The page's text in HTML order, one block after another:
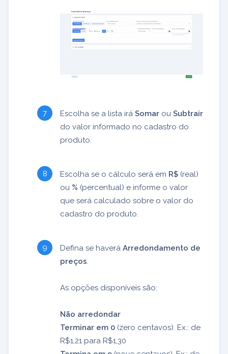
Escolha se a lista irá Somar ou Subtrair
do valor informado no cadastro do
produto.
Escolha se o cálculo será em R$ (real)
ou % (percentual) e informe o valor
que será calculado sobre o valor do
cadastro do produto.
Defina se haverá Arredondamento de
preços
As opções disponíveis são:
Não arredondar
Terminar em 0 (zero centavos). Ex.: de
R$1,21 para R$1,30